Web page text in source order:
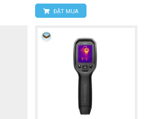
ĐẶT MUA